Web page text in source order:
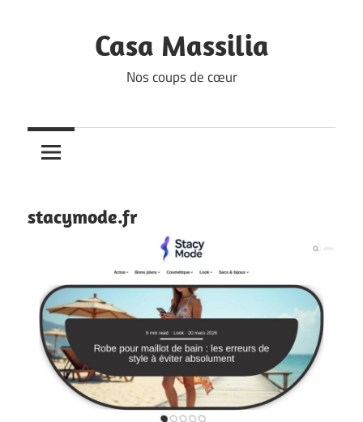
Casa Massilia
Nos coups de cœur
stacymode.fr